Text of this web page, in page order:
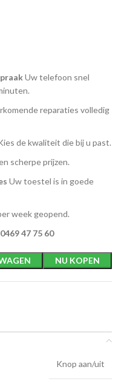
Uw telefoon snel
reparaties volledig
de kwaliteit die bij u past.
scherpe prijzen.
Uw toestel is in goede
week geopend.
0469 47 75 60
NU KOPEN
Knop aan/uit